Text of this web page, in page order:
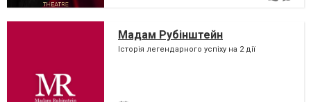
Мадам Рубінштейн
Історія легендарного успіху на 2 дії